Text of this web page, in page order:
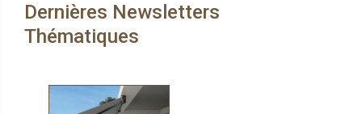
Dernières Newsletters
Thématiques